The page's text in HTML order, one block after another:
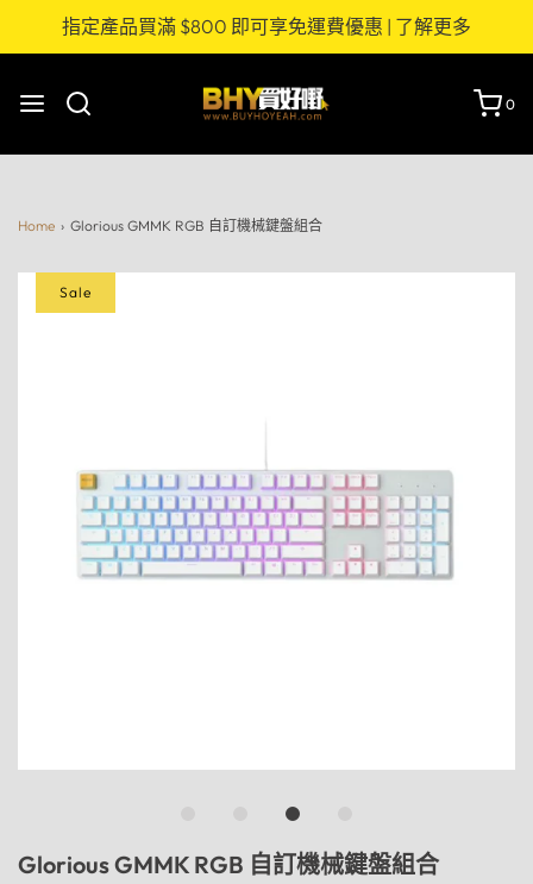
指定產品買滿 $800 即可享免運費優惠 | 了解更多
0
Home › Glorious GMMK RGB 自訂機械鍵盤組合
Sale
Glorious GMMK RGB 自訂機械鍵盤組合